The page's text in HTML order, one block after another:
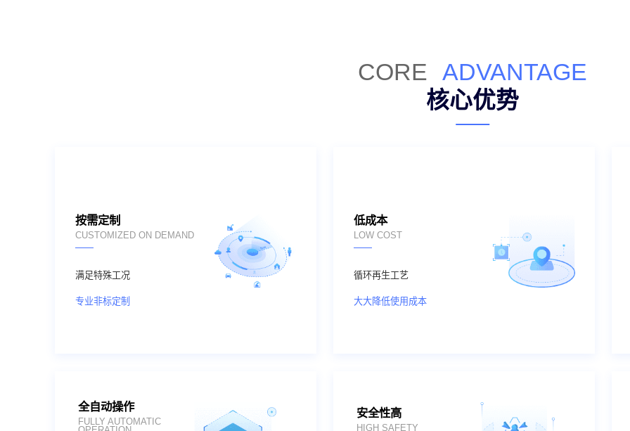
CORE ADVANTAGE
核心优势
按需定制
CUSTOMIZED ON DEMAND
满足特殊工况
专业非标定制
低成本
LOW COST
循环再生工艺
大大降低使用成本
全自动操作
FULLY AUTOMATIC
安全性高
HIGH SAFETY